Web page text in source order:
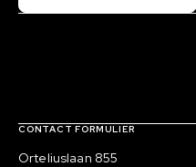
Contact, verdere
CONTACT FORMULIER
Bezoekadres
Orteliuslaan 855